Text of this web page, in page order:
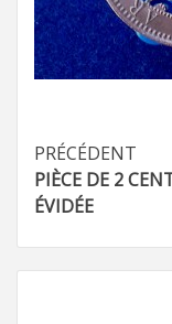
d’article
PRÉCÉDENT
PIÈCE DE 2
ÉVIDÉE